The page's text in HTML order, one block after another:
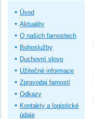
Úvod
Aktuality
O našich farnostech
Bohoslužby
Duchovní slovo
Užitečné informace
Zpravodaj farností
Odkazy
Kontakty a logistické
údaje